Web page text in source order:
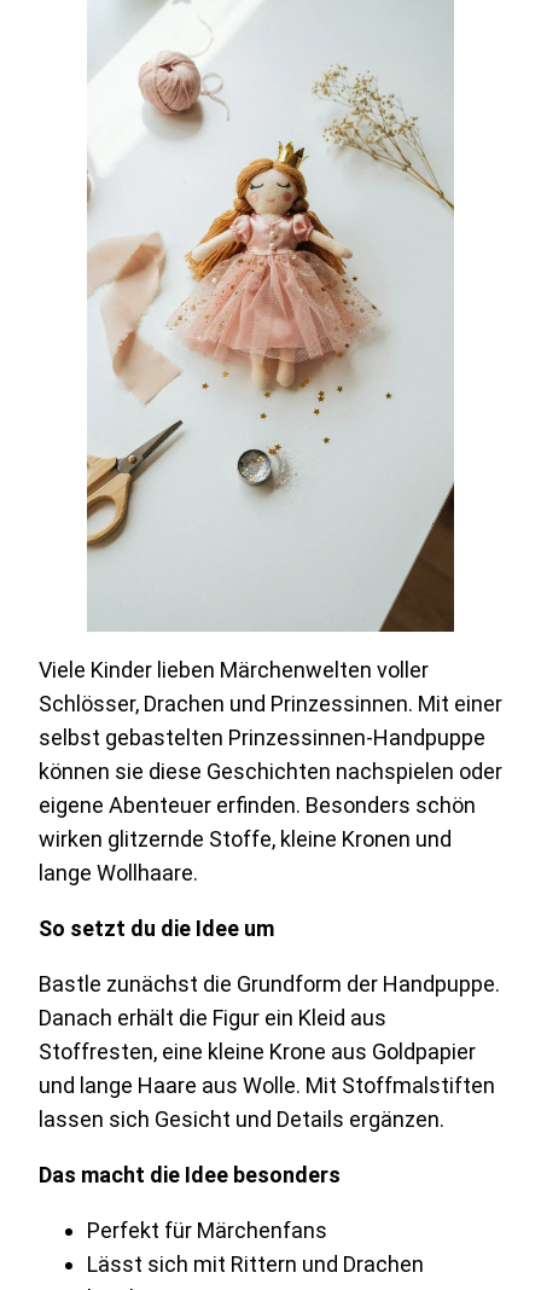
Viele Kinder lieben Märchenwelten voller
Schlösser, Drachen und Prinzessinnen. Mit einer
selbst gebastelten Prinzessinnen-Handpuppe
können sie diese Geschichten nachspielen oder
eigene Abenteuer erfinden. Besonders schön
wirken glitzernde Stoffe, kleine Kronen und
lange Wollhaare.
So setzt du die Idee um
Bastle zunächst die Grundform der Handpuppe.
Danach erhält die Figur ein Kleid aus
Stoffresten, eine kleine Krone aus Goldpapier
und lange Haare aus Wolle. Mit Stoffmalstiften
lassen sich Gesicht und Details ergänzen.
Das macht die Idee besonders
Perfekt für Märchenfans
Lässt sich mit Rittern und Drachen